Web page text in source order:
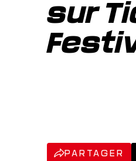
sur
PARTAGER